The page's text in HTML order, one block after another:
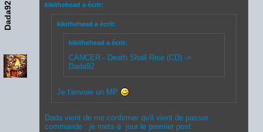
Dada92 kikithehead a écrit:
kikithehead a écrit:
kikithehead a écrit:
CANCER - Death Shall Rise (CD) ->
Dada92
Je t'envoie un MP
Dada vient de me confirmer qu'il vient de passer
commande : je mets à jour le premier post.